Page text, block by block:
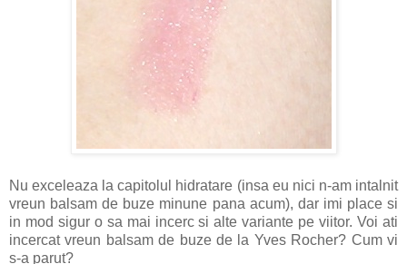
Nu exceleaza la capitolul hidratare (insa eu nici n-am intalnit
vreun balsam de buze minune pana acum), dar imi place si
in mod sigur o sa mai incerc si alte variante pe viitor. Voi ati
incercat vreun balsam de buze de la Yves Rocher? Cum vi
s-a parut?